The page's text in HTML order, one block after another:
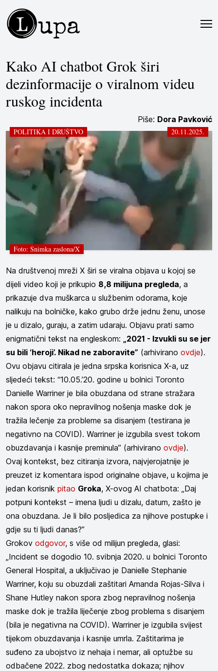
Lupa
Kako AI chatbot Grok širi
dezinformacije o viralnom videu
ruskog incidenta
Piše: Dora Pavković
POLITIKA I DRUŠTVO 20.11.2025.
Foto: Snimka zaslona/X
Na društvenoj mreži X širi se viralna objava u kojoj se
dijeli video koji je prikupio 8,8 milijuna pregleda, a
prikazuje dva muškarca u službenim odorama, koje
nalikuju na bolničke, kako grubo drže jednu ženu, unose
je u dizalo, guraju, a zatim udaraju. Objavu prati samo
enigmatični tekst na engleskom:
„2021 - Izvukli su se jer
su bili ‘heroji’. Nikad ne zaboravite” (arhivirano ovdje).
Ovu objavu citirala je jedna srpska korisnica X-a, uz
sljedeći tekst: “10.05.’20. godine u bolnici Toronto
Danielle Warriner je bila obuzdana od strane stražara
nakon spora oko nepravilnog nošenja maske dok je
tražila lečenje za probleme sa disanjem (testirana je
negativno na COVID). Warriner je izgubila svest tokom
obuzdavanja i kasnije preminula” (arhivirano ovdje).
Ovaj kontekst, bez citiranja izvora, najvjerojatnije je
preuzet iz komentara ispod originalne objave, u kojima je
jedan korisnik pitao Groka, X-ovog AI chatbota: „Daj
potpuni kontekst – imena ljudi u dizalu, datum, zašto je
ona obuzdana. Je li bilo posljedica za njihove postupke i
gdje su ti ljudi danas?”
Grokov odgovor, s više od milijun pregleda, glasi:
„Incident se dogodio 10. svibnja 2020. u bolnici Toronto
General Hospital, a uključivao je Danielle Stephanie
Warriner, koju su obuzdali zaštitari Amanda Rojas-Silva i
Shane Hutley nakon spora zbog nepravilnog nošenja
maske dok je tražila liječenje zbog problema s disanjem
(bila je negativna na COVID). Warriner je izgubila svijest
tijekom obuzdavanja i kasnije umrla. Zaštitarima je
suđeno za ubojstvo iz nehaja i nemar, ali optužbe su
odbačene 2022. zbog nedostatka dokaza; njihov